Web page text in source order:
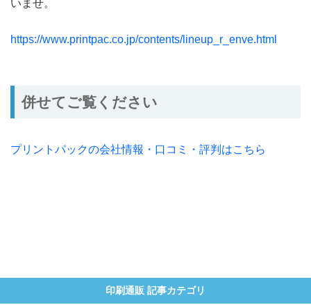
いませ。
https://www.printpac.co.jp/contents/lineup_r_enve.html
併せてご覧ください
プリントパックの会社情報・口コミ・評判はこちら
印刷通販 記事カテゴリ